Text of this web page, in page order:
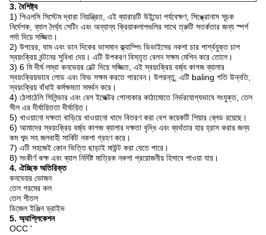
3. বৈশিষ্ট্য
1) পিএলসি সিস্টেম দ্বারা নিয়ন্ত্রিত, এই ব্যারারটি উইন্ডো পর্যবেক্ষণ, সিঙ্ক্রোনাস সূচক
নির্দেশক, ব্যাল দৈর্ঘ্য সেটিং এবং অন্যান্য ক্রিয়াকলাপগুলির সাথে ত্রুটি সতর্কতার জন্য স্পর্শ
পর্দা দিয়ে সজ্জিত।
2) উপরের, বাম এবং ডান দিকের ভাসমান ক্ল্যাম্পিং ডিভাইসের নকশা চার পার্শ্বযুক্ত চাপ
স্বয়ংক্রিয় বন্টনের সুবিধা দেয়। এটি উপকরণ বিস্তৃত বেলন সক্ষম মেশিন করে তোলে।
3) 6 মি দীর্ঘ লম্বা কনভেয়র বেল্ট দিয়ে সজ্জিত, এই স্বয়ংক্রিয় বর্জ্য কাগজ ব্যালার
স্বয়ংক্রিয়ভাবে লোড এবং ফিড সক্ষম করতে পারবেন। উপরন্তু, এটি baling গতি উন্নতি,
স্বয়ংক্রিয় বাঁধাই কর্মক্ষমতা সমর্থন করে।
4) ঠেলাঠেলি সিলিন্ডার এবং বেল ইজেক্টর গোলাকার কাঠামোতে নির্ভরযোগ্যভাবে সংযুক্ত, তেল
সীল এর দীর্ঘায়িততা দীর্ঘায়িত।
5) খাওয়ানো দক্ষতা বাড়িয়ে খাওয়ানো খাদে বিতরণ করা বেশ কয়েকটি শিয়ার ব্লেড রয়েছে।
6) আমাদের স্বয়ংক্রিয় বর্জ্য কাগজ ব্যালার দক্ষতা বৃদ্ধি এবং ব্যর্থতার হার হ্রাস করার জন্য
কম শব্দ সহ জলবাহী সার্কিট নকশা গ্রহণ করে।
7) এটি সহজেই কোন ভিত্তি ছাড়াই মাউন্ট করা যেতে পারে।
8) সংকীর্ণ কক্ষ এবং ব্যাল নির্দিষ্ট মাত্রিক নকশা প্রয়োজনীয় হিসাবে পাওয়া যায়।
4. ঐচ্ছিক অতিরিক্ত
কনভেয়র ভোজন
তেল গরমের কল
তেল শীতল
ডিজেল ইঞ্জিন ড্রাইভ
5. অ্যাপ্লিকেশন
OCC '